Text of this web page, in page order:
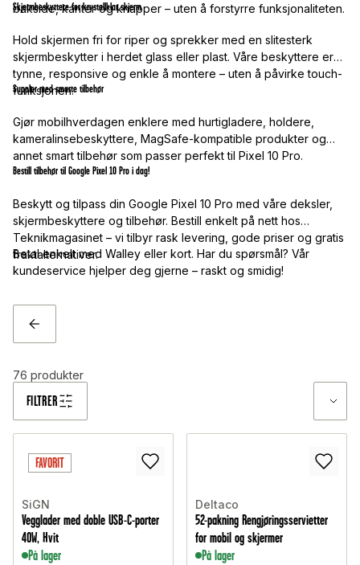
bakside, kanter og knapper – uten å forstyrre funksjonaliteten.
Skjermbeskyttere for krystallklar skjerm
Hold skjermen fri for riper og sprekker med en slitesterk
skjermbeskytter i herdet glass eller plast. Våre beskyttere er
tynne, responsive og enkle å montere – uten å påvirke touch-
funksjonen.
Suppler med smarte tilbehør
Gjør mobilhverdagen enklere med hurtigladere, holdere,
kameralinsebeskyttere, MagSafe-kompatible produkter og
annet smart tilbehør som passer perfekt til Pixel 10 Pro.
Bestill tilbehør til Google Pixel 10 Pro i dag!
Beskytt og tilpass din Google Pixel 10 Pro med våre deksler,
skjermbeskyttere og tilbehør. Bestill enkelt på nett hos
Teknikmagasinet – vi tilbyr rask levering, gode priser og gratis
fraktalternativer.
Betal enkelt med Walley eller kort. Har du spørsmål? Vår
kundeservice hjelper deg gjerne – raskt og smidig!
TILBAKE
FILTRER
76 produkter
FAVORIT
SiGN
Vegglader med doble USB-C-porter
40W, Hvit
På lager
Deltaco
52-pakning Rengjøringsservietter
for mobil og skjermer
På lager